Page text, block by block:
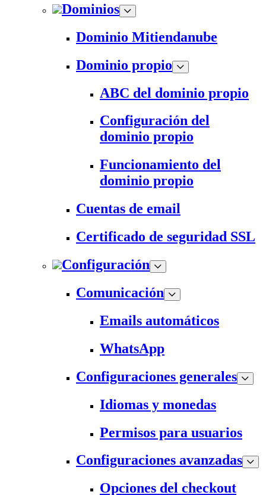
Dominios
Dominio Mitiendanube
Dominio propio
ABC del dominio propio
Configuración del
dominio propio
Funcionamiento del
dominio propio
Cuentas de email
Certificado de seguridad SSL
Configuración
Comunicación
Emails automáticos
WhatsApp
Configuraciones generales
Idiomas y monedas
Permisos para usuarios
Configuraciones avanzadas
Opciones del checkout